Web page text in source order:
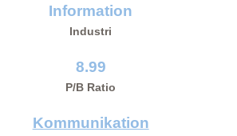
Information
Industri
8.99
P/B Ratio
Kommunikation